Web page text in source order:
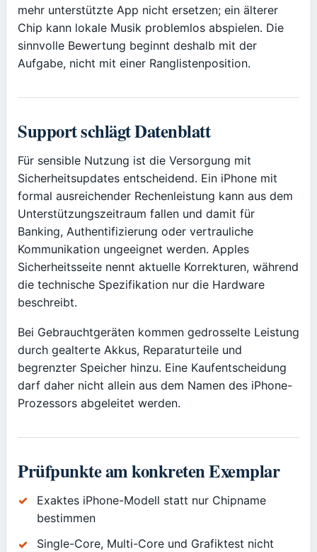
mehr unterstützte App nicht ersetzen; ein älterer
Chip kann lokale Musik problemlos abspielen. Die
sinnvolle Bewertung beginnt deshalb mit der
Aufgabe, nicht mit einer Ranglistenposition.
Support schlägt Datenblatt
Für sensible Nutzung ist die Versorgung mit
Sicherheitsupdates entscheidend. Ein iPhone mit
formal ausreichender Rechenleistung kann aus dem
Unterstützungszeitraum fallen und damit für
Banking, Authentifizierung oder vertrauliche
Kommunikation ungeeignet werden. Apples
Sicherheitsseite nennt aktuelle Korrekturen, während
die technische Spezifikation nur die Hardware
beschreibt.
Bei Gebrauchtgeräten kommen gedrosselte Leistung
durch gealterte Akkus, Reparaturteile und
begrenzter Speicher hinzu. Eine Kaufentscheidung
darf daher nicht allein aus dem Namen des iPhone-
Prozessors abgeleitet werden.
Prüfpunkte am konkreten Exemplar
Exaktes iPhone-Modell statt nur Chipname
bestimmen
Single-Core, Multi-Core und Grafiktest nicht